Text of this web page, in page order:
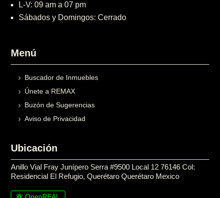
L-V: 09 am a 07 pm
Sábados y Domingos: Cerrado
Menú
Buscador de Inmuebles
Únete a REMAX
Buzón de Sugerencias
Aviso de Privacidad
Ubicación
Anillo Vial Fray Junípero Serra #9500 Local 12 76146 Col:
Residencial El Refugio, Querétaro Querétaro Mexico